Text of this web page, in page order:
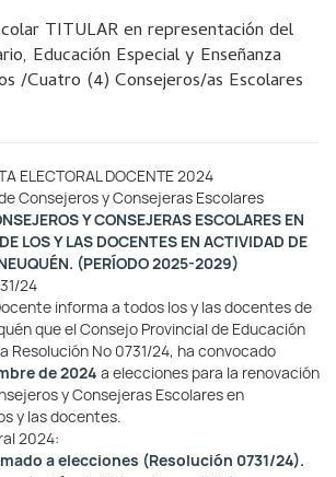
TITULAR en representación del
Educación Especial y Enseñanza
/Cuatro (4) Consejeros/as Escolares
ELECTORAL DOCENTE 2024
Consejeros y Consejeras Escolares
Y CONSEJERAS ESCOLARES EN
LOS YLAS DOCENTES EN ACTIVIDAD DE
(PERÍODO 2025-2029)
24
informa a todos los y las docentes de
que el Consejo Provincial de Educación
Resolución Nº 0731/24, ha convocado
de 2024 a elecciones para la renovación
y Consejeras Escolares en
y las docentes.
2024:
a elecciones (Resolución 0731/24).